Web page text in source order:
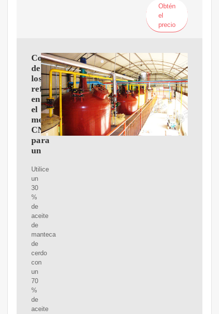
Obtén
el
precio
Comprensión
de
los
refrigerantes
en
el
mecanizado
CNC
para
un
Utilice
un
30
%
de
aceite
de
manteca
de
cerdo
con
un
70
%
de
aceite